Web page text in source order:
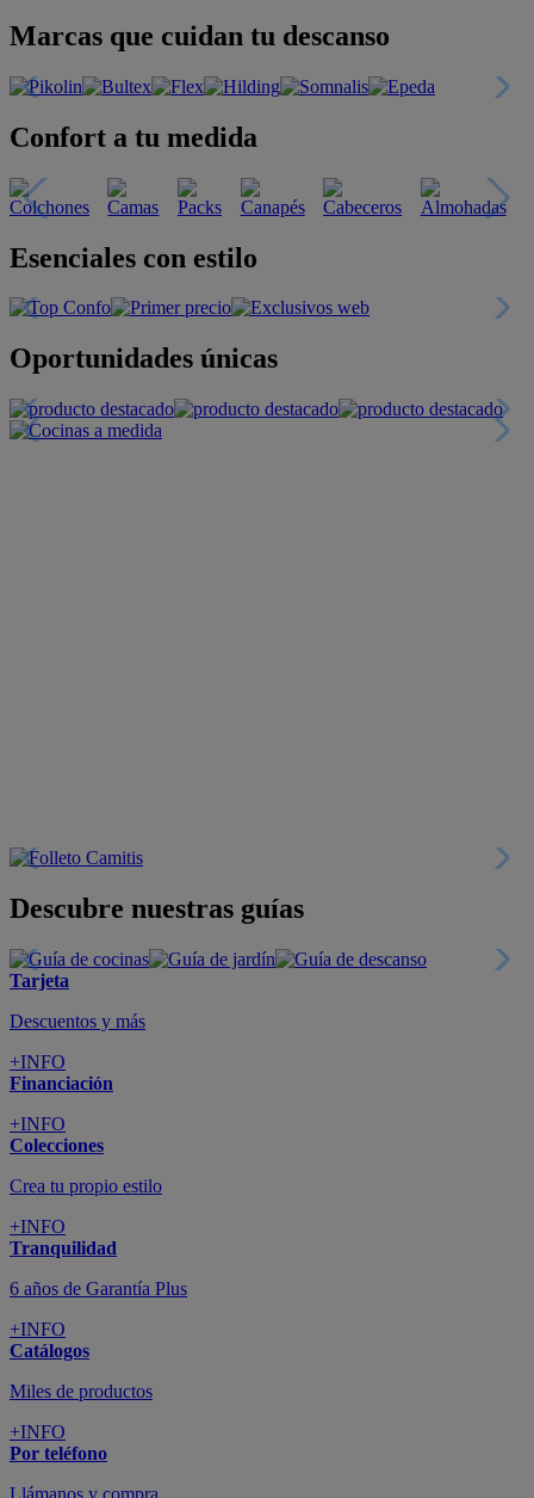
Marcas que cuidan tu descanso
Confort a tu medida
Esenciales con estilo
Oportunidades únicas
Descubre nuestras guías
Tarjeta
Descuentos y más
+INFO
Financiación
+INFO
Colecciones
Crea tu propio estilo
+INFO
Tranquilidad
6 años de Garantía Plus
+INFO
Catálogos
Miles de productos
+INFO
Por teléfono
Llámanos y compra